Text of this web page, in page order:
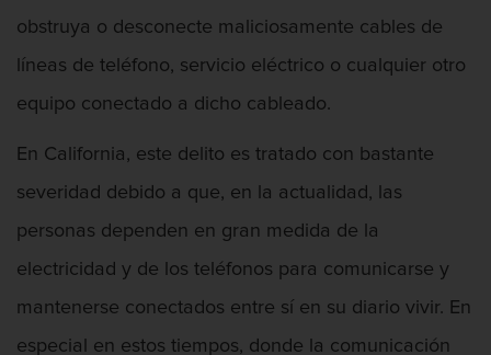
Fraude de Tarjeta de Crédito
Hurto Mayor
Peligro de Menores
Violencia Domestica
Abuso de ancianos y Adultos
Acecho
obstruya o desconecte maliciosamente cables de
líneas de teléfono, servicio eléctrico o cualquier otro
equipo conectado a dicho cableado.
En California, este delito es tratado con bastante
severidad debido a que, en la actualidad, las
personas dependen en gran medida de la
electricidad y de los teléfonos para comunicarse y
mantenerse conectados entre sí en su diario vivir. En
especial en estos tiempos, donde la comunicación